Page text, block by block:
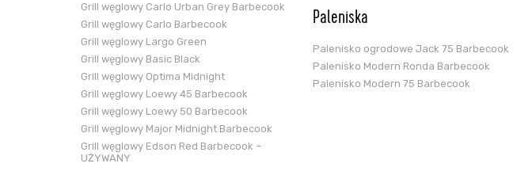
Grill węglowy Carlo Urban Grey Barbecook
Grill węglowy Carlo Barbecook
Grill węglowy Largo Green
Grill węglowy Basic Black
Grill węglowy Optima Midnight
Grill węglowy Loewy 45 Barbecook
Grill węglowy Loewy 50 Barbecook
Grill węglowy Major Midnight Barbecook
Grill węglowy Edson Red Barbecook –
UŻYWANY
Paleniska
Palenisko ogrodowe Jack 75 Barbecook
Palenisko Modern Ronda Barbecook
Palenisko Modern 75 Barbecook